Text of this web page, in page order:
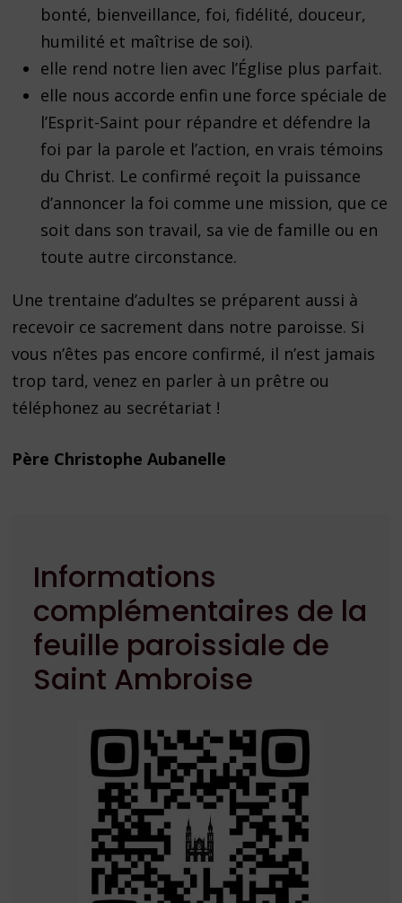
bonté, bienveillance, foi, fidélité, douceur,
humilité et maîtrise de soi).
elle rend notre lien avec l’Église plus parfait.
elle nous accorde enfin une force spéciale de
l’Esprit-Saint pour répandre et défendre la
foi par la parole et l’action, en vrais témoins
du Christ. Le confirmé reçoit la puissance
d’annoncer la foi comme une mission, que ce
soit dans son travail, sa vie de famille ou en
toute autre circonstance.
Une trentaine d’adultes se préparent aussi à
recevoir ce sacrement dans notre paroisse. Si
vous n’êtes pas encore confirmé, il n’est jamais
trop tard, venez en parler à un prêtre ou
téléphonez au secrétariat !
Père Christophe Aubanelle
Informations
complémentaires de la
feuille paroissiale de
Saint Ambroise